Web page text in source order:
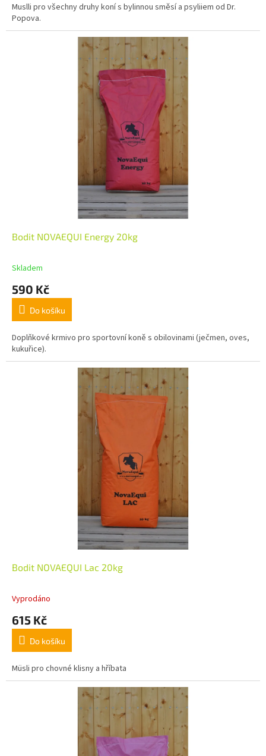
Muslli pro všechny druhy koní s bylinnou směsí a psyliiem od Dr.
Popova.
Bodit NOVAEQUI Energy 20kg
Skladem
590 Kč
Do košíku
Doplňkové krmivo pro sportovní koně s obilovinami (ječmen, oves,
kukuřice).
Bodit NOVAEQUI Lac 20kg
Vyprodáno
615 Kč
Do košíku
Müsli pro chovné klisny a hříbata